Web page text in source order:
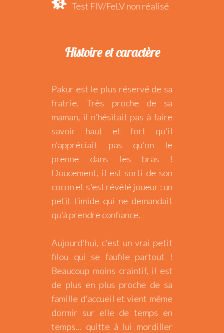
Test FIV/FeLV non réalisé
Histoire et caractère
Pakur est le plus réservé de sa
fratrie. Très proche de sa
maman, il n'hésitait pas à faire
savoir haut et fort qu'il
n'appréciait pas qu'on le
prenne dans les bras !
Doucement, il est sorti de son
cocon et s'est révélé joueur : un
petit timide qui ne demandait
qu'à prendre confiance.
Aujourd'hui, c'est un vrai petit
filou qui se faufile partout !
Beaucoup moins craintif, il est
de plus en plus proche de sa
famille d'accueil et vient même
dormir sur elle de temps en
temps… quitte à lui mordiller